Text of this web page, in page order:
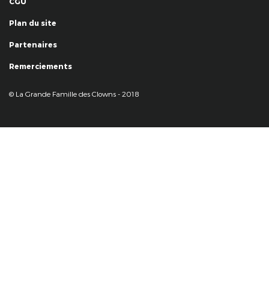
Plan du site
Partenaires
Remerciements
© La Grande Famille des Clowns - 2018